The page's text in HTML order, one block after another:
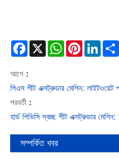
Facebook
X WhatsApp
Pinterest
আগে :
পিএস শীট এক্সট্রুডার মেশিন: লাইটওয়েট
পরবর্তী :
হার্ড পিভিসি স্বচ্ছ শীট এক্সট্রুডার
সম্পর্কিত খবর